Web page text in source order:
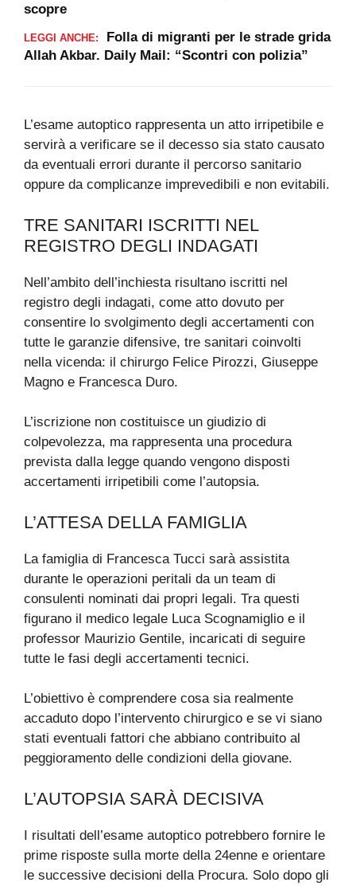
scopre
LEGGI ANCHE:
Folla di migranti per le strade grida
Allah Akbar. Daily Mail: “Scontri con polizia”
L’esame autoptico rappresenta un atto irripetibile e
servirà a verificare se il decesso sia stato causato
da eventuali errori durante il percorso sanitario
oppure da complicanze imprevedibili e non evitabili.
TRE SANITARI ISCRITTI NEL
REGISTRO DEGLI INDAGATI
Nell’ambito dell’inchiesta risultano iscritti nel
registro degli indagati, come atto dovuto per
consentire lo svolgimento degli accertamenti con
tutte le garanzie difensive, tre sanitari coinvolti
nella vicenda: il chirurgo Felice Pirozzi, Giuseppe
Magno e Francesca Duro.
L’iscrizione non costituisce un giudizio di
colpevolezza, ma rappresenta una procedura
prevista dalla legge quando vengono disposti
accertamenti irripetibili come l’autopsia.
L’ATTESA DELLA FAMIGLIA
La famiglia di Francesca Tucci sarà assistita
durante le operazioni peritali da un team di
consulenti nominati dai propri legali. Tra questi
figurano il medico legale Luca Scognamiglio e il
professor Maurizio Gentile, incaricati di seguire
tutte le fasi degli accertamenti tecnici.
L’obiettivo è comprendere cosa sia realmente
accaduto dopo l’intervento chirurgico e se vi siano
stati eventuali fattori che abbiano contribuito al
peggioramento delle condizioni della giovane.
L’AUTOPSIA SARÀ DECISIVA
I risultati dell’esame autoptico potrebbero fornire le
prime risposte sulla morte della 24enne e orientare
le successive decisioni della Procura. Solo dopo gli